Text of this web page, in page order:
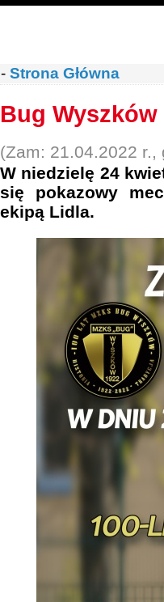
- Strona Główna
Bug
(Zam: 21.04.2022 r.,
W niedzielę 24
się pokazowy
ekipą Lidla.